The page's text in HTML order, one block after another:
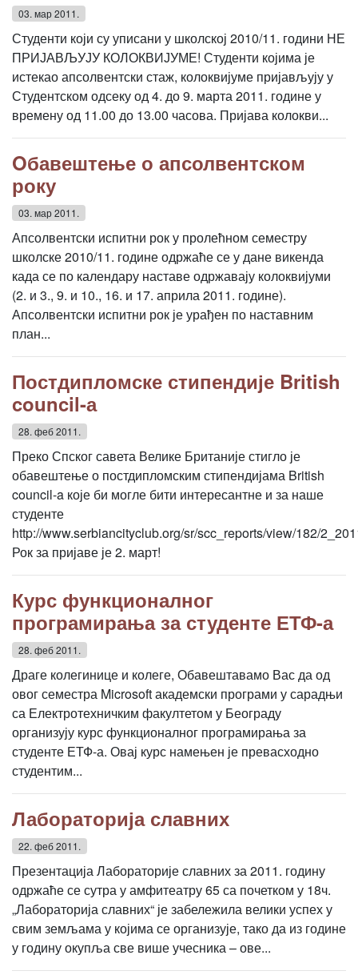
03. мар 2011.
Студенти који су уписани у школској 2010/11. години НЕ
ПРИЈАВЉУЈУ КОЛОКВИЈУМЕ! Студенти којима је
истекао апсолвентски стаж, колоквијуме пријављују у
Студентском одсеку од 4. до 9. марта 2011. године у
времену од 11.00 до 13.00 часова. Пријава колокви...
Oбавештење о апсолвентском
року
03. мар 2011.
Апсолвентски испитни рок у пролећном семестру
школске 2010/11. године одржаће се у дане викенда
када се по календару наставе одржавају колоквијуми
(2. и 3., 9. и 10., 16. и 17. априла 2011. године).
Апсолвентски испитни рок је урађен по наставним
план...
Постдипломске стипендије British
council-а
28. феб 2011.
Преко Спског савета Велике Британије стигло је
обавештење о постдипломским стипендијама British
council-a које би могле бити интересантне и за наше
студенте
http://www.serbiancityclub.org/sr/scc_reports/view/182/
Рок за пријаве је 2. март!
Курс функционалног
програмирања за студенте ЕТФ-а
28. феб 2011.
Драге колегинице и колеге, Обавештавамо Вас да од
овог семестра Microsoft академски програми у сарадњи
са Електротехничким факултетом у Београду
организују курс функционалног програмирања за
студенте ЕТФ-а. Овај курс намењен је превасходно
студентим...
Лабораторија славних
22. феб 2011.
Презентација Лабораторије славних за 2011. годину
одржаће се сутра у амфитеатру 65 са почетком у 18ч.
„Лабораторија славних“ је забележила велики успех у
свим земљама у којима се организује, тако да из године
у годину окупља све више учесника – ове...